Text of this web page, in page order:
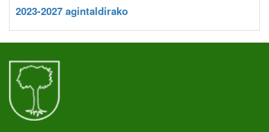
2023-2027 agintaldirako